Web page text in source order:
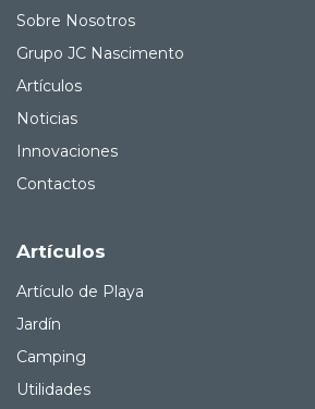
Sobre Nosotros
Grupo JC Nascimento
Artículos
Noticias
Innovaciones
Contactos
Artículos
Artículo de Playa
Jardín
Camping
Utilidades